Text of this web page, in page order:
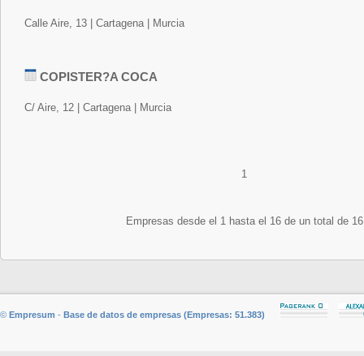
Calle Aire, 13 | Cartagena | Murcia
COPISTER?A COCA
C/ Aire, 12 | Cartagena | Murcia
1
Empresas desde el 1 hasta el 16 de un total de 16
© Empresum - Base de datos de empresas (Empresas: 51.383)